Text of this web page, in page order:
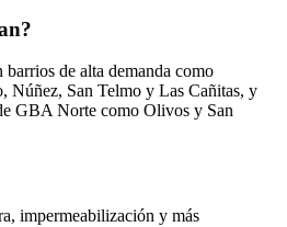
de alta demanda como
Núñez, San Telmo y Las Cañitas, y
GBA Norte como Olivos y San
impermeabilización y más